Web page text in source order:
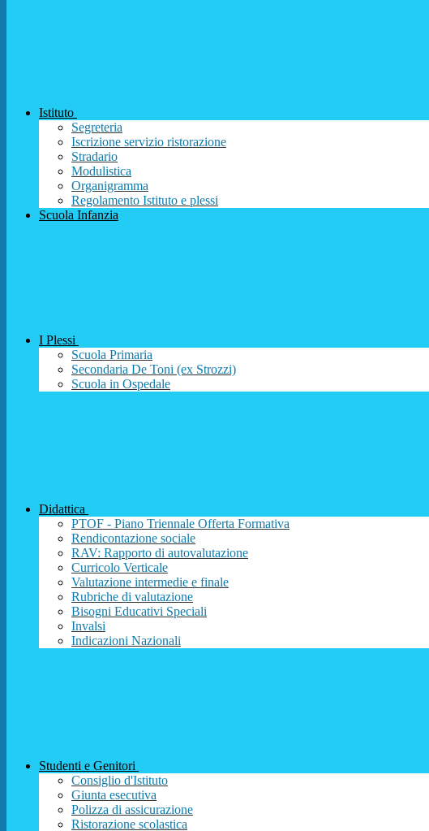
Istituto
Segreteria
Iscrizione servizio ristorazione
Stradario
Modulistica
Organigramma
Regolamento Istituto e plessi
Scuola Infanzia
I Plessi
Scuola Primaria
Secondaria De Toni (ex Strozzi)
Scuola in Ospedale
Didattica
PTOF - Piano Triennale Offerta Formativa
Rendicontazione sociale
RAV: Rapporto di autovalutazione
Curricolo Verticale
Valutazione intermedie e finale
Rubriche di valutazione
Bisogni Educativi Speciali
Invalsi
Indicazioni Nazionali
Studenti e Genitori
Consiglio d'Istituto
Giunta esecutiva
Polizza di assicurazione
Ristorazione scolastica